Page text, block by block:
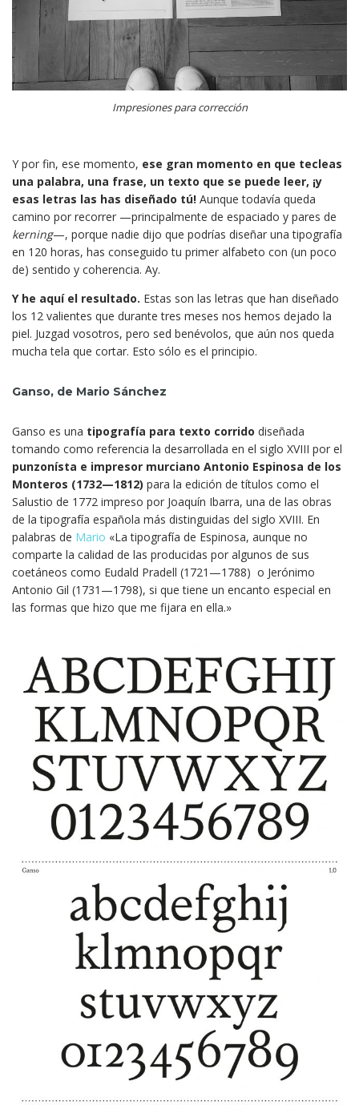
Impresiones para corrección
Y por fin, ese momento, ese gran momento en que tecleas
una palabra, una frase, un texto que se puede leer, ¡y
esas letras las has diseñado tú! Aunque todavía queda
camino por recorrer —principalmente de espaciado y pares de
kerning—, porque nadie dijo que podrías diseñar una tipografía
en 120 horas, has conseguido tu primer alfabeto con (un poco
de) sentido y coherencia. Ay.
Y he aquí el resultado. Estas son las letras que han diseñado
los 12 valientes que durante tres meses nos hemos dejado la
piel. Juzgad vosotros, pero sed benévolos, que aún nos queda
mucha tela que cortar. Esto sólo es el principio.
Ganso, de Mario Sánchez
Ganso es una tipografía para texto corrido diseñada
tomando como referencia la desarrollada en el siglo XVIII por el
punzonísta e impresor murciano Antonio Espinosa de los
Monteros (1732—1812) para la edición de títulos como el
Salustio de 1772 impreso por Joaquín Ibarra, una de las obras
de la tipografía española más distinguidas del siglo XVIII. En
palabras de Mario «La tipografía de Espinosa, aunque no
comparte la calidad de las producidas por algunos de sus
coetáneos como Eudald Pradell (1721—1788) o Jerónimo
Antonio Gil (1731—1798), si que tiene un encanto especial en
las formas que hizo que me fijara en ella.»